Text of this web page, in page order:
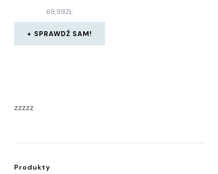
69,99ZŁ
SPRAWDŹ SAM!
zzzzz
Produkty